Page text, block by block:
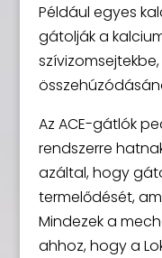
Például egyes
gátolják a
Az ACE-gátlók
rendszerre
azáltal, hogy
termelődését,
Mindezek a
ahhoz, hogy a